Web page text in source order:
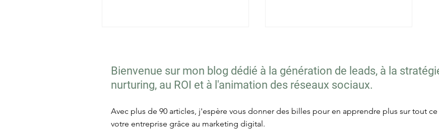
Bienvenue sur mon blog dédié à la génération de leads, à la
nurturing, au ROI et à l'animation des réseaux sociaux.
Avec plus de 90 articles, j'espère vous donner des billes pour en apprendre plus sur tout
votre entreprise grâce au marketing digital.